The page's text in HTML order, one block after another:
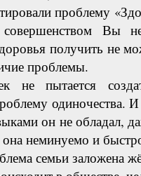
проблему
Вы
получить не
проблемы.
не пытается
он не обладал,
неминуемо и
семьи заложена